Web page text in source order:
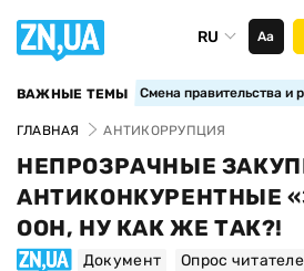
RU Аа
ВАЖНЫЕ ТЕМЫ Смена правительства и
ГЛАВНАЯ АНТИКОРРУПЦИЯ
НЕПРОЗРАЧНЫЕ
АНТИКОНКУРЕНТНЫЕ
ООН, НУ КАК ЖЕ ТАК?!
Документ Опрос